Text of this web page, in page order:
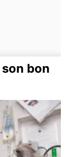
son bon